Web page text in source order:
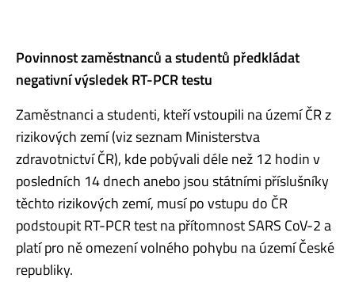
Povinnost zaměstnanců a studentů předkládat
negativní výsledek RT-PCR testu
Zaměstnanci a studenti, kteří vstoupili na území ČR z
rizikových zemí (viz seznam Ministerstva
zdravotnictví ČR), kde pobývali déle než 12 hodin v
posledních 14 dnech anebo jsou státními příslušníky
těchto rizikových zemí, musí po vstupu do ČR
podstoupit RT-PCR test na přítomnost SARS CoV-2 a
platí pro ně omezení volného pohybu na území České
republiky.